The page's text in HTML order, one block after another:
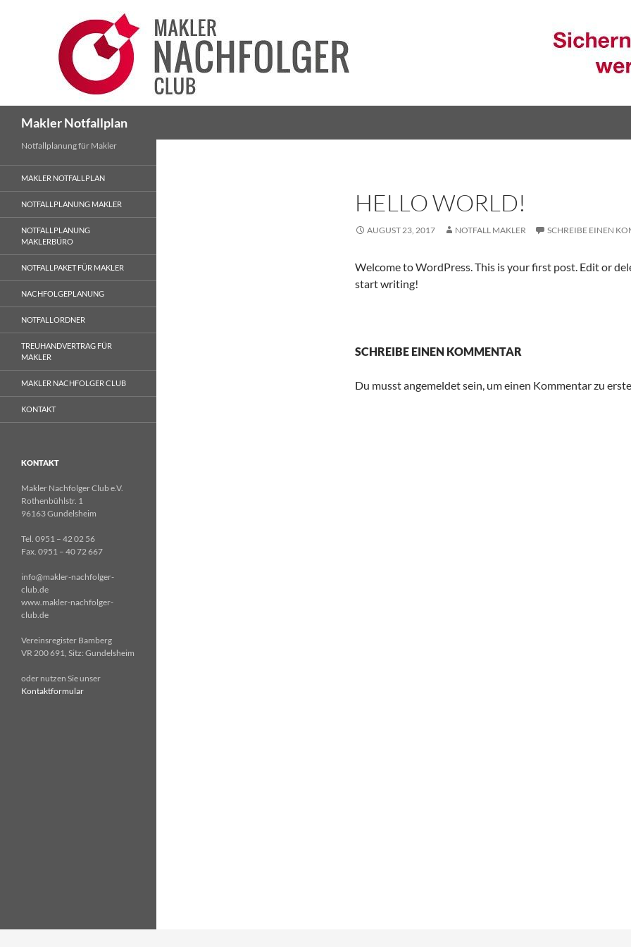
Makler Notfallplan
HELLO WORLD!
AUGUST 23, 2017 NOTFALL MAKLER SCHREIBE EINEN
Welcome to WordPress. This is your first post. Edit or
start writing!
SCHREIBE EINEN KOMMENTAR
Du musst angemeldet sein, um einen Kommentar zu
Notfallplanung für Makler
MAKLER NOTFALLPLAN
NOTFALLPLANUNG MAKLER
NOTFALLPLANUNG
MAKLERBÜRO
NOTFALLPAKET FÜR MAKLER
NACHFOLGEPLANUNG
NOTFALLORDNER
TREUHANDVERTRAG FÜR
MAKLER
MAKLER NACHFOLGER CLUB
KONTAKT
KONTAKT
Makler Nachfolger Club e.V.
Rothenbühlstr. 1
96163 Gundelsheim
Tel. 0951 – 42 02 56
Fax. 0951 – 40 72 667
info@makler-nachfolger-
club.de
www.makler-nachfolger-
club.de
Vereinsregister Bamberg
VR 200 691, Sitz: Gundelsheim
oder nutzen Sie unser
Kontaktformular